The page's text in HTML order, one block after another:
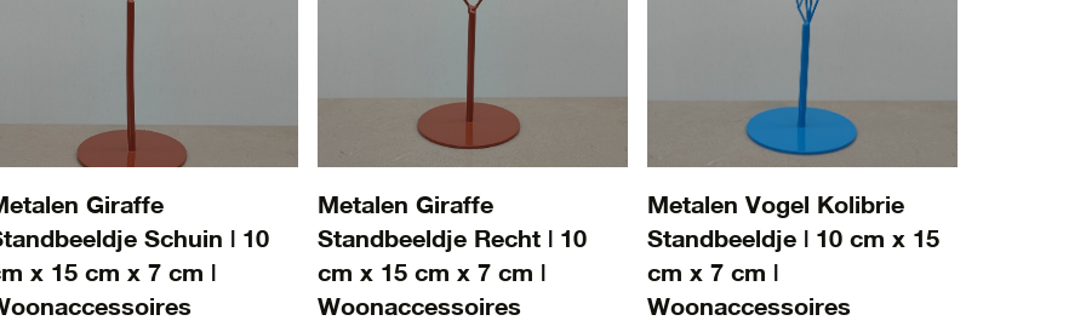
Giraffe
Schuin | 10
x 15 cm x 7 cm |
Metalen Giraffe
Standbeeldje Recht | 10
cm x 15 cm x 7 cm |
Woonaccessoires
Metalen Vogel Kolibrie
Standbeeldje | 10 cm x 15
cm x 7 cm |
Woonaccessoires